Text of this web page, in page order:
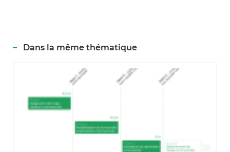
Dans la même thématique